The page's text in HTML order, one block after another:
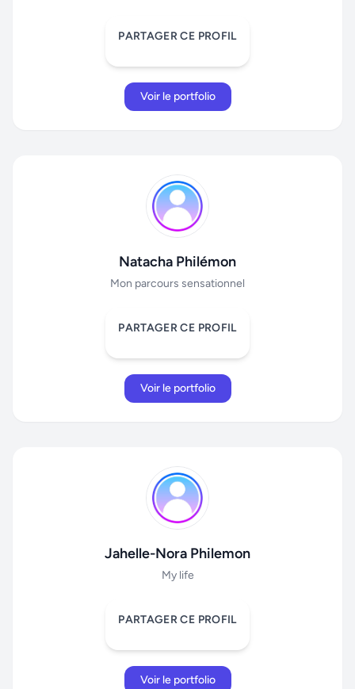
PARTAGER CE PROFIL
Voir le portfolio
Natacha Philémon
Mon parcours sensationnel
PARTAGER CE PROFIL
Voir le portfolio
Jahelle-Nora Philemon
My life
PARTAGER CE PROFIL
Voir le portfolio